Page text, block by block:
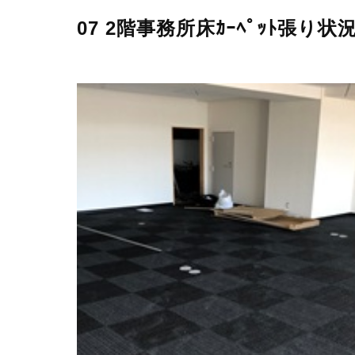
07 2階事務所床ｶｰﾍﾟｯﾄ張り状